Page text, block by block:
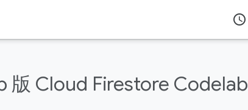
access_time
版 Cloud Firestore Codelab